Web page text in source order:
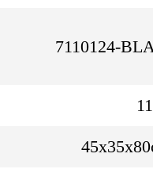
7110124-